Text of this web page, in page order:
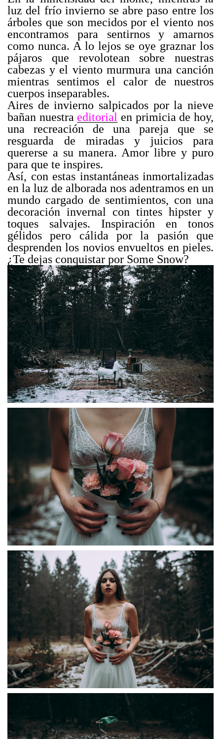
luz del frío invierno se abre paso entre los
árboles que son mecidos por el viento nos
encontramos para sentirnos y amarnos
como nunca. A lo lejos se oye graznar los
pájaros que revolotean sobre nuestras
cabezas y el viento murmura una canción
mientras sentimos el calor de nuestros
cuerpos inseparables.
Aires de invierno salpicados por la nieve
bañan nuestra editorial en primicia de hoy,
una recreación de una pareja que se
resguarda de miradas y juicios para
quererse a su manera. Amor libre y puro
para que te inspires.
Así, con estas instantáneas inmortalizadas
en la luz de alborada nos adentramos en un
mundo cargado de sentimientos, con una
decoración invernal con tintes hipster y
toques salvajes. Inspiración en tonos
gélidos pero cálida por la pasión que
desprenden los novios envueltos en pieles.
¿Te dejas conquistar por Some Snow?